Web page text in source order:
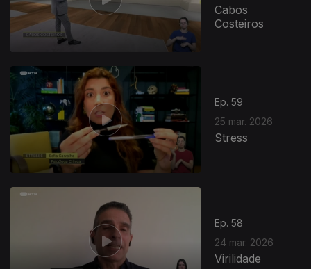
Cabos
Costeiros
Ep. 59
25 mar. 2026
Stress
Ep. 58
24 mar. 2026
Virilidade